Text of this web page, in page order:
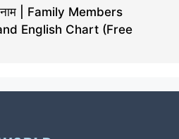
नाम | Family Members
English Chart (Free